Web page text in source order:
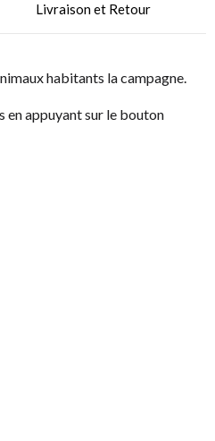
Livraison et Retour
habitants la campagne.
en appuyant sur le bouton